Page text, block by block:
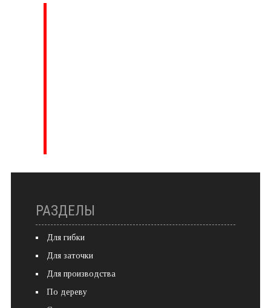
РАЗДЕЛЫ
Для гибки
Для заточки
Для производства
По дереву